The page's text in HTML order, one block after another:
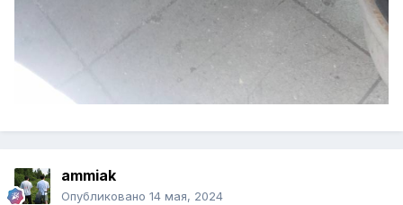
ammiak
Опубликовано 14 мая, 2024